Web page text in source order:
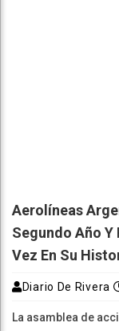
Aerolíneas
Segundo Año
Vez En Su
Diario De Rivera
La asamblea de